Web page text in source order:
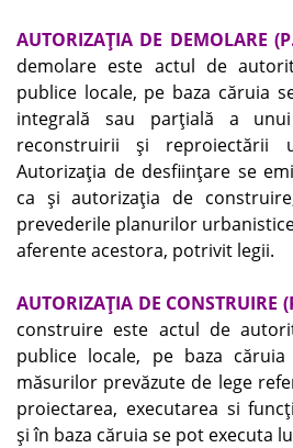
AUTORIZAŢIA DE DEMOLARE
demolare este actul de
publice locale, pe baza căruia
integrală sau parţială a
reconstruirii şi reproiectării
Autorizaţia de desfiinţare se
ca şi autorizaţia de
prevederile planurilor
aferente acestora, potrivit legii.
AUTORIZAŢIA DE CONSTRUIRE
construire este actul de
publice locale, pe baza
măsurilor prevăzute de lege
proiectarea, executarea si
şi în baza căruia se pot executa